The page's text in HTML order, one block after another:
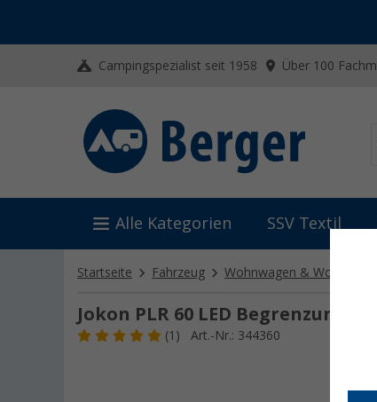
Campingspezialist seit 1958 Über 100
Alle Kategorien SSV Textil
Startseite Fahrzeug Wohnwagen & Wohnmobil
Jokon PLR 60 LED
(1) Art.-Nr.: 344360